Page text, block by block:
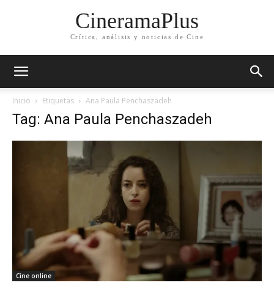
CineramaPlus
Crítica, análisis y noticias de Cine
Inicio Etiquetas Ana Paula Penchaszadeh
Tag: Ana Paula Penchaszadeh
Cine online